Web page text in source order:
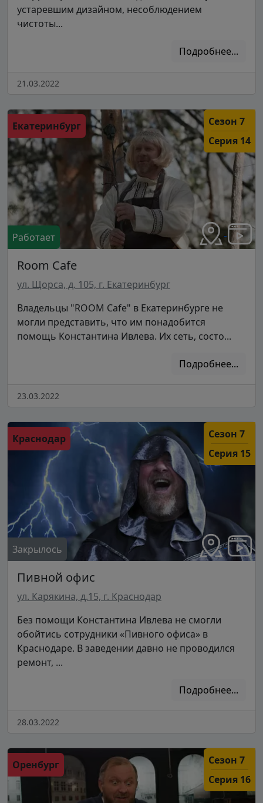
устаревшим дизайном, несоблюдением
чистоты...
Подробнее...
21.03.2022
Екатеринбург
Сезон 7
Серия 14
Работает
Room Cafe
ул. Щорса, д. 105, г. Екатеринбург
Владельцы "ROOM Cafe" в Екатеринбурге не
могли представить, что им понадобится
помощь Константина Ивлева. Их сеть, состо...
Подробнее...
23.03.2022
Краснодар
Сезон 7
Серия 15
Закрылось
Пивной офис
ул. Карякина, д.15, г. Краснодар
Без помощи Константина Ивлева не смогли
обойтись сотрудники «Пивного офиса» в
Краснодаре. В заведении давно не проводился
ремонт, ...
Подробнее...
28.03.2022
Оренбург
Сезон 7
Серия 16